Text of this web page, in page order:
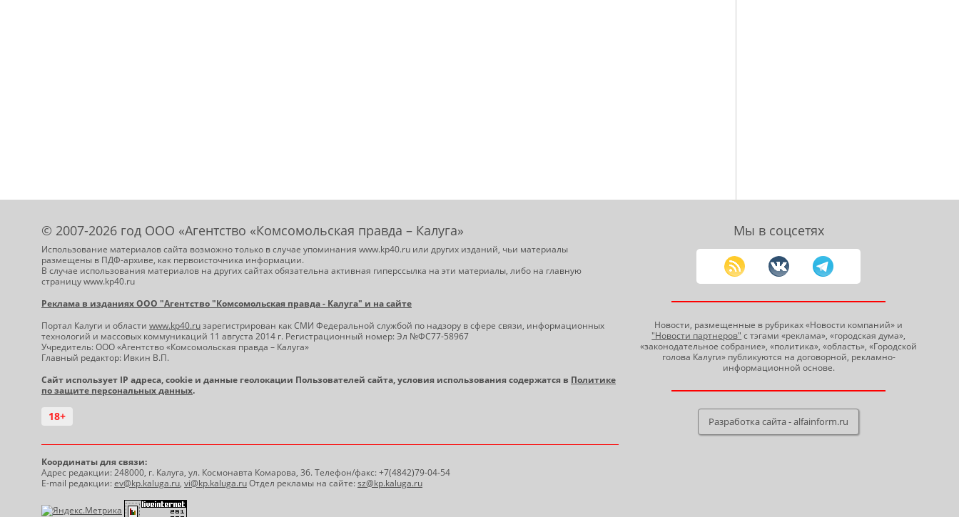
© 2007-2026 год ООО «Агентство «Комсомольская правда – Калуга»
Использование материалов сайта возможно только в случае упоминания www.kp40.ru или других изданий, чьи материалы
размещены в ПДФ-архиве, как первоисточника информации.
В случае использования материалов на других сайтах обязательна активная гиперссылка на эти материалы, либо на главную
страницу www.kp40.ru
Реклама в изданиях ООО "Агентство "Комсомольская правда - Калуга" и на сайте
Портал Калуги и области www.kp40.ruзарегистрирован как СМИ Федеральной службой по надзору в сфере связи, информационных
технологий и массовых коммуникаций 11 августа 2014 г. Регистрационный номер: Эл №ФС77-58967
Учредитель: ООО «Агентство «Комсомольская правда – Калуга»
Главный редактор: Ивкин В.П.
Сайт использует IP адреса, cookie и данные геолокации Пользователей сайта, условия использования содержатся в Политике
по защите персональных данных.
18+
Координаты для связи:
Адрес редакции: 248000, г. Калуга, ул. Космонавта Комарова, 36. Телефон/факс: +7(4842)79-04-54
E-mail редакции:ev@kp.kaluga.ru, vi@kp.kaluga.ruОтдел рекламы на сайте:sz@kp.kaluga.ru
Мы в соцсетях
Новости, размещенные в рубриках «Новости компаний» и
"Новости партнеров" с тэгами «реклама», «городская дума»,
«законодательное собрание», «политика», «область», «Городской
голова Калуги» публикуются на договорной, рекламно-
информационной основе.
Разработка сайта - alfainform.ru